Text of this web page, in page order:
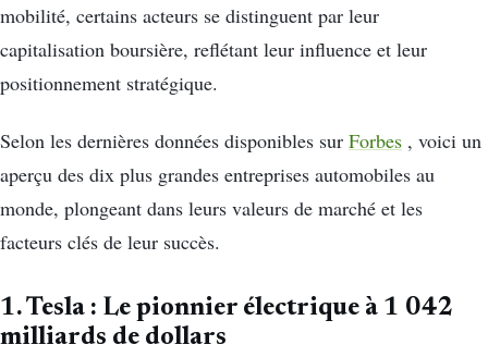
mobilité, certains acteurs se distinguent par leur
capitalisation boursière, reflétant leur influence et leur
positionnement stratégique.
Selon les dernières données disponibles sur Forbes , voici un
aperçu des dix plus grandes entreprises automobiles au
monde, plongeant dans leurs valeurs de marché et les
facteurs clés de leur succès.
1. Tesla : Le pionnier électrique à 1 042
milliards de dollars